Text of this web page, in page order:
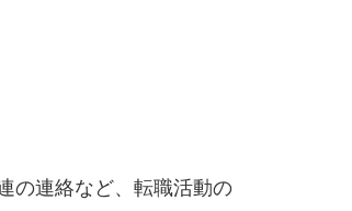
の連絡など、転職活動の